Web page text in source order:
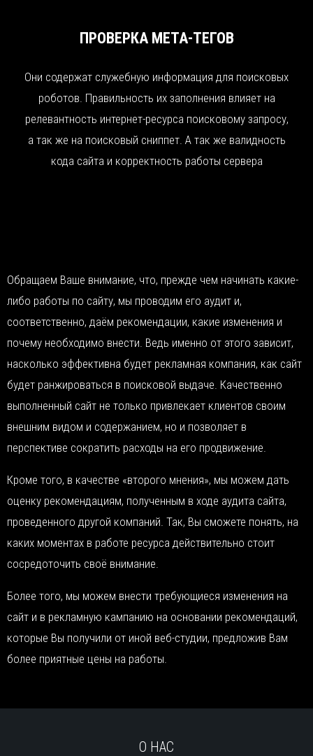
ПРОВЕРКА МЕТА-ТЕГОВ
Они содержат служебную информация для поисковых
роботов. Правильность их заполнения влияет на
релевантность интернет-ресурса поисковому запросу,
а так же на поисковый сниппет. А так же валидность
кода сайта и корректность работы сервера
Обращаем Ваше внимание, что, прежде чем начинать какие-
либо работы по сайту, мы проводим его аудит и,
соответственно, даём рекомендации, какие изменения и
почему необходимо внести. Ведь именно от этого зависит,
насколько эффективна будет рекламная компания, как сайт
будет ранжироваться в поисковой выдаче. Качественно
выполненный сайт не только привлекает клиентов своим
внешним видом и содержанием, но и позволяет в
перспективе сократить расходы на его продвижение.
Кроме того, в качестве «второго мнения», мы можем дать
оценку рекомендациям, полученным в ходе аудита сайта,
проведенного другой компаний. Так, Вы сможете понять, на
каких моментах в работе ресурса действительно стоит
сосредоточить своё внимание.
Более того, мы можем внести требующиеся изменения на
сайт и в рекламную кампанию на основании рекомендаций,
которые Вы получили от иной веб-студии, предложив Вам
более приятные цены на работы.
О НАС